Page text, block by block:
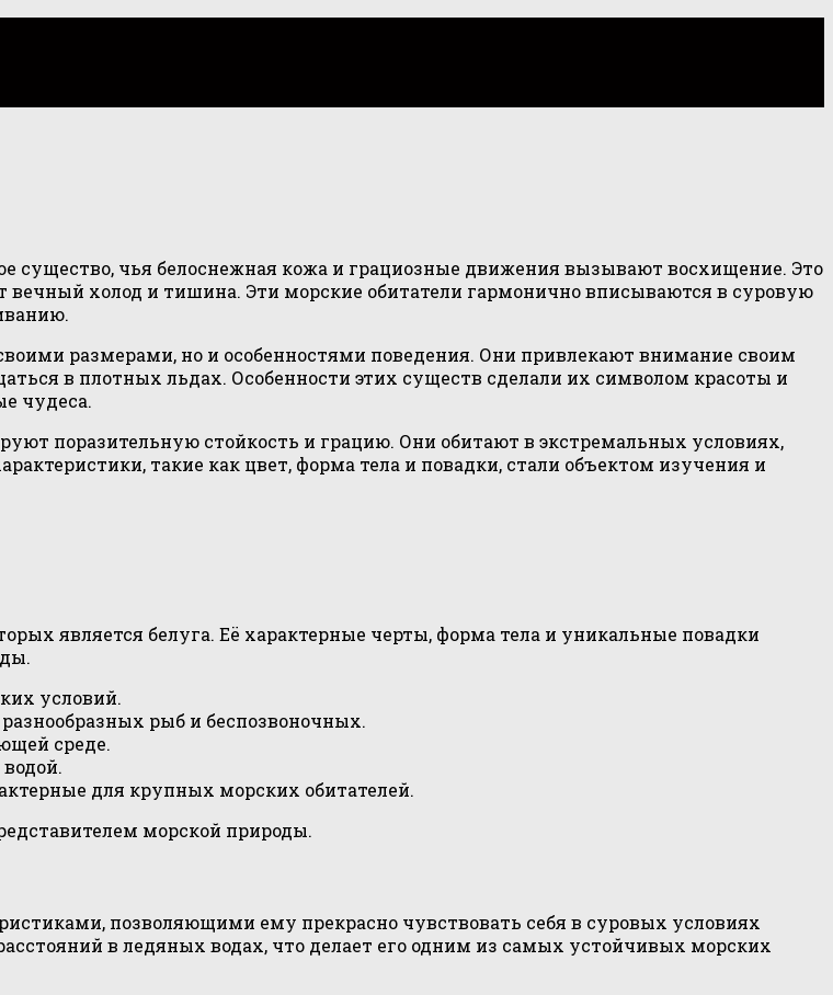
существо, чья белоснежная кожа и грациозные движения вызывают восхищение. Это
вечный холод и тишина. Эти морские обитатели гармонично вписываются в суровую
размерами, но и особенностями поведения. Они привлекают внимание своим
в плотных льдах. Особенности этих существ сделали их символом красоты и
чудеса.
поразительную стойкость и грацию. Они обитают в экстремальных условиях,
такие как цвет, форма тела и повадки, стали объектом изучения и
является белуга. Её характерные черты, форма тела и уникальные повадки
условий.
рыб и беспозвоночных.
среде.
для крупных морских обитателей.
морской природы.
позволяющими ему прекрасно чувствовать себя в суровых условиях
в ледяных водах, что делает его одним из самых устойчивых морских